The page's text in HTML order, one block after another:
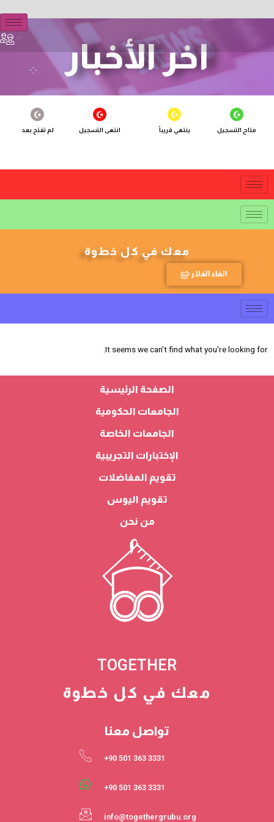
اخر الأخبار
متاح التسجيل ينتهي قريباً انتهى التسجيل لم تفتح بعد
الغاء الفلتر
معك في كل خطوة
It seems we can't find what you're looking for.
الصفحة الرئيسية
الجامعات الحكومية
الجامعات الخاصة
الإختبارات التجريبية
تقويم المفاضلات
تقويم اليوس
من نحن
TOGETHER
معك في كل خطوة
تواصل معنا
3331 363 501 90+
3331 363 501 90+
info@togethergrubu.org